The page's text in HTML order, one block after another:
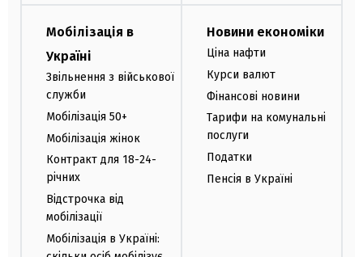
Мобілізація в
Україні
Звільнення з військової
служби
Мобілізація 50+
Мобілізація жінок
Контракт для 18-24-
річних
Відстрочка від
мобілізації
Мобілізація в Україні:
Новини економіки
Ціна нафти
Курси валют
Фінансові новини
Тарифи на комунальні
послуги
Податки
Пенсія в Україні